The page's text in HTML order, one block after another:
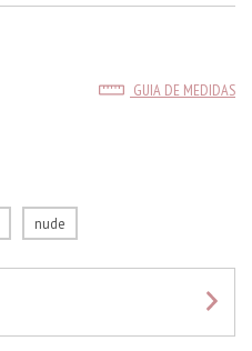
GUIA DE MEDIDAS
nude